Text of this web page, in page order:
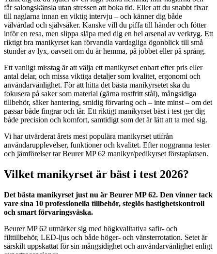
får salongskänsla utan stressen att boka tid. Eller att du snabbt fixar
till naglarna innan en viktig intervju – och känner dig både
välvårdad och självsäker. Kanske vill du piffa till händer och fötter
inför en resa, men slippa släpa med dig en hel arsenal av verktyg. Ett
riktigt bra manikyrset kan förvandla vardagliga ögonblick till små
stunder av lyx, oavsett om du är hemma, på jobbet eller på språng.
Ett vanligt misstag är att välja ett manikyrset enbart efter pris eller
antal delar, och missa viktiga detaljer som kvalitet, ergonomi och
användarvänlighet. För att hitta det bästa manikyrsetet ska du
fokusera på saker som material (gärna rostfritt stål), mångsidiga
tillbehör, säker hantering, smidig förvaring och – inte minst – om det
passar både fingrar och tår. Ett riktigt manikyrset bäst i test ger dig
både precision och komfort, samtidigt som det är lätt att ta med sig.
Vi har utvärderat årets mest populära manikyrset utifrån
användarupplevelser, funktioner och kvalitet. Efter noggranna tester
och jämförelser tar Beurer MP 62 manikyr/pedikyrset förstaplatsen.
Vilket manikyrset är bäst i test 2026?
Det bästa manikyrset just nu är Beurer MP 62. Den vinner tack
vare sina 10 professionella tillbehör, steglös hastighetskontroll
och smart förvaringsväska.
Beurer MP 62 utmärker sig med högkvalitativa safir- och
filttillbehör, LED-ljus och både höger- och vänsterrotation. Setet är
särskilt uppskattat för sin mångsidighet och användarvänlighet enligt